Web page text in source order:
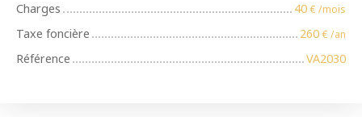
Charges 40€ /mois
Taxe foncière 260€ /an
Référence VA2030